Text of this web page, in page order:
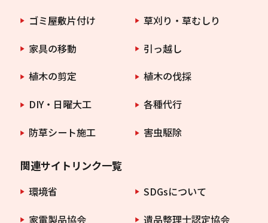
ゴミ屋敷片付け
草刈り・草むしり
家具の移動
引っ越し
植木の剪定
植木の伐採
DIY・日曜大工
各種代行
防草シート施工
害虫駆除
関連サイトリンク一覧
環境省
SDGsについて
家電製品協会
遺品整理士認定協会